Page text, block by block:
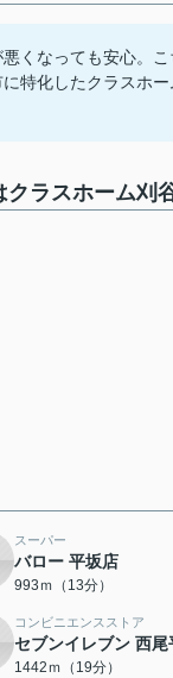
くなっても安心。
特化したクラスホ
スホーム刈
スーパー
バロー 平坂店
993ｍ（13分）
コンビニエンスストア
セブンイレブン 西尾
1442ｍ（19分）